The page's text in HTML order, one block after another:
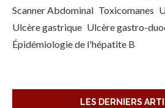
Scanner Abdominal Toxicomanes
Ulcère gastrique Ulcère gastro-
Épidémiologie de l'hépatite B
LES DERNIERS